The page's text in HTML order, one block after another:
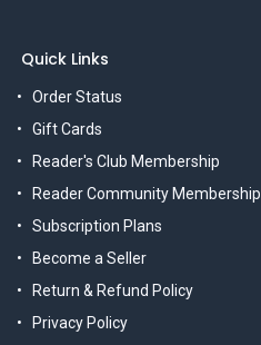
Quick Links
Order Status
Gift Cards
Reader's Club Membership
Reader Community Membership
Subscription Plans
Become a Seller
Return & Refund Policy
Privacy Policy